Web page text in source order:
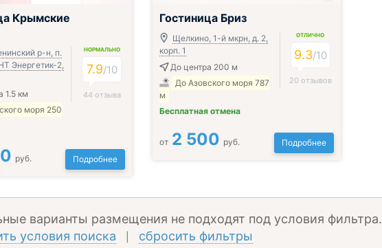
Крымские
р-н, п.
Энергетик-2,
1.5 км
моря 250
НОРМАЛЬНО
7.9/10
44 отзыва
руб. Подробнее
Гостиница Бриз
Щелкино, 1-й мкрн, д. 2,
корп. 1
До центра 200 м
До Азовского моря 787
м
Бесплатная отмена
ОТЛИЧНО
9.3/10
20 отзывов
от 2 500 руб. Подробнее
варианты размещения не подходят под условия фильтра.
условия поиска
сбросить фильтры